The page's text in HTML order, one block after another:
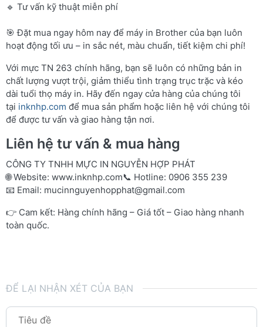
🔹 Tư vấn kỹ thuật miễn phí
🎯 Đặt mua ngay hôm nay để máy in Brother của bạn luôn
hoạt động tối ưu – in sắc nét, màu chuẩn, tiết kiệm chi phí!
Với mực TN 263 chính hãng, bạn sẽ luôn có những bản in
chất lượng vượt trội, giảm thiểu tình trạng trục trặc và kéo
dài tuổi thọ máy in. Hãy đến ngay cửa hàng của chúng tôi
tại inknhp.com để mua sản phẩm hoặc liên hệ với chúng tôi
để được tư vấn và giao hàng tận nơi.
Liên hệ tư vấn & mua hàng
CÔNG TY TNHH MỰC IN NGUYỄN HỢP PHÁT
🌐 Website: www.inknhp.com📞 Hotline: 0906 355 239
📧 Email: mucinnguyenhopphat@gmail.com
👉 Cam kết: Hàng chính hãng – Giá tốt – Giao hàng nhanh
toàn quốc.
ĐỂ LẠI NHẬN XÉT CỦA BẠN